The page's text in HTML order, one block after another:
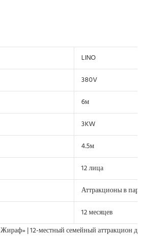
LINO
380V
6м
3KW
4.5м
12 лица
Аттракционы в парке
12 месяцев